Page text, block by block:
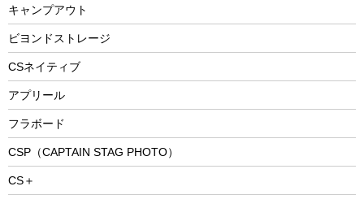
スノーシュー
防寒ウェア
トレッキング
トレッキングアクセサリー
プレイグッズ
ウェルネス
キャンプアウト
ビヨンドストレージ
CSネイティブ
アプリール
フラボード
CSP（CAPTAIN STAG PHOTO）
CS＋